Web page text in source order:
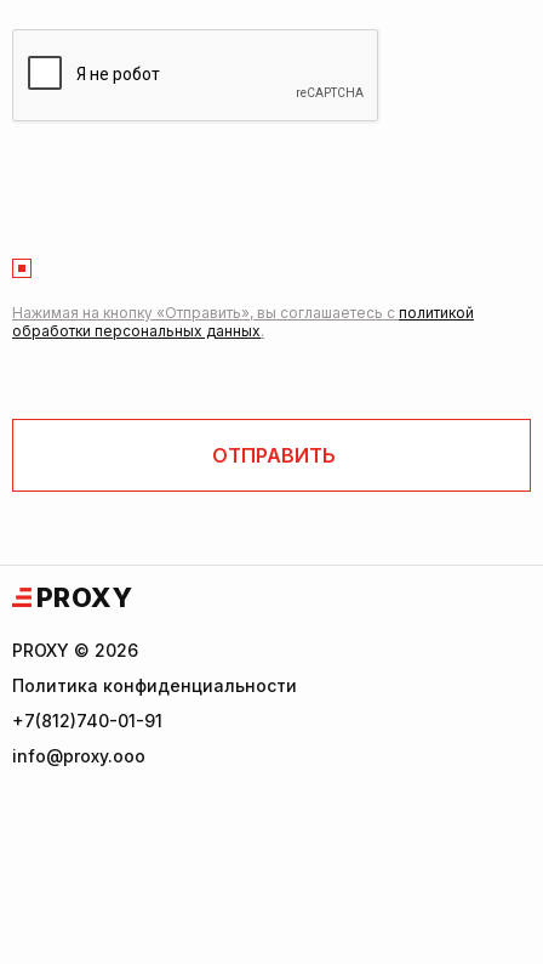
Нажимая на кнопку «Отправить», вы соглашаетесь с политикой
обработки персональных данных.
PROXY
PROXY © 2026
Политика конфиденциальности
+7(812)740-01-91
info@proxy.ooo